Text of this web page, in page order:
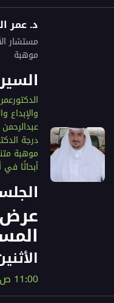
د. عمر
مستشار
موهبة
والإبداع
درجة
موهبة
أبحاثًا في
الأثنين, 25
11:00 ص - 12:30 م